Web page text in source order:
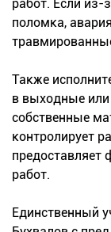
работ. Если из-
поломка,
Также
в выходные или
собственные
контролирует
предоставляет
работ.
Единственный